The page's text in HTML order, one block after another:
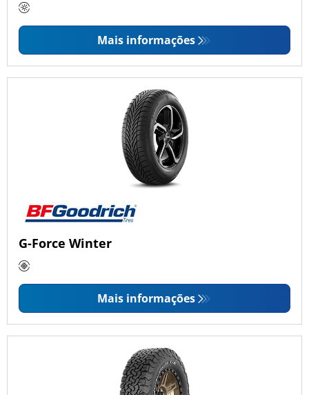
Mais informações
G-Force Winter
Mais informações